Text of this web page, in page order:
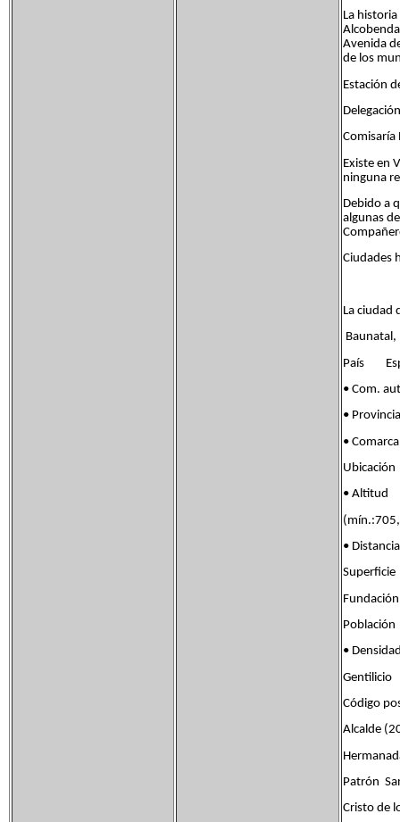
La
Avenida
de los
Estación
Comisaría
Existe en
ninguna
Debido a
algunas
Ciudades
La ciudad
Baunatal,
País
• Com.
•
•
•
•
•
Código
Alcalde
Patrón
Cristo de